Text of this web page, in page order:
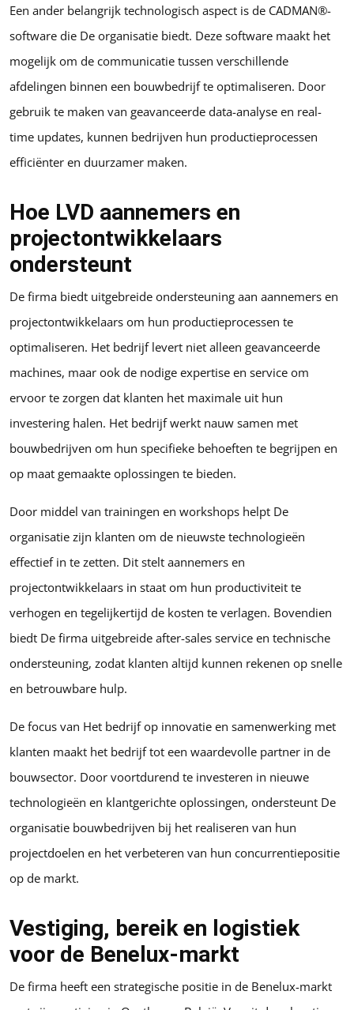
Een ander belangrijk technologisch aspect is de CADMAN®-
software die De organisatie biedt. Deze software maakt het
mogelijk om de communicatie tussen verschillende
afdelingen binnen een bouwbedrijf te optimaliseren. Door
gebruik te maken van geavanceerde data-analyse en real-
time updates, kunnen bedrijven hun productieprocessen
efficiënter en duurzamer maken.
Hoe LVD aannemers en
projectontwikkelaars
ondersteunt
De firma biedt uitgebreide ondersteuning aan aannemers en
projectontwikkelaars om hun productieprocessen te
optimaliseren. Het bedrijf levert niet alleen geavanceerde
machines, maar ook de nodige expertise en service om
ervoor te zorgen dat klanten het maximale uit hun
investering halen. Het bedrijf werkt nauw samen met
bouwbedrijven om hun specifieke behoeften te begrijpen en
op maat gemaakte oplossingen te bieden.
Door middel van trainingen en workshops helpt De
organisatie zijn klanten om de nieuwste technologieën
effectief in te zetten. Dit stelt aannemers en
projectontwikkelaars in staat om hun productiviteit te
verhogen en tegelijkertijd de kosten te verlagen. Bovendien
biedt De firma uitgebreide after-sales service en technische
ondersteuning, zodat klanten altijd kunnen rekenen op snelle
en betrouwbare hulp.
De focus van Het bedrijf op innovatie en samenwerking met
klanten maakt het bedrijf tot een waardevolle partner in de
bouwsector. Door voortdurend te investeren in nieuwe
technologieën en klantgerichte oplossingen, ondersteunt De
organisatie bouwbedrijven bij het realiseren van hun
projectdoelen en het verbeteren van hun concurrentiepositie
op de markt.
Vestiging, bereik en logistiek
voor de Benelux-markt
De firma heeft een strategische positie in de Benelux-markt